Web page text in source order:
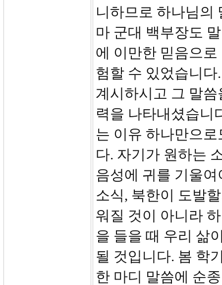
니하므로 하나님의
마 군대 백부장도
에 이만한 믿음으
험할 수 있었습니
계시하시고 그 말
력을 나타내셨습니
는 이유 하나만으
다. 자기가 원하는
음성에 귀를 기울
소식, 북한이 도발
워질 것이 아니라
을 들을 때 우리 삶
될 것입니다. 봄 학
한 마디 말씀에 순